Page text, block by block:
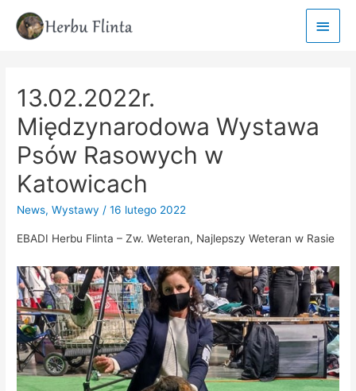
Main
13.02.2022r.
Międzynarodowa Wystawa
Psów Rasowych w
Katowicach
News,Wystawy /16 lutego 2022
EBADI Herbu Flinta – Zw. Weteran, Najlepszy Weteran w Rasie